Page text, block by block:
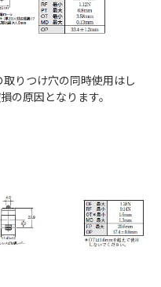
りつけ穴の同時使用はし
の原因となります。